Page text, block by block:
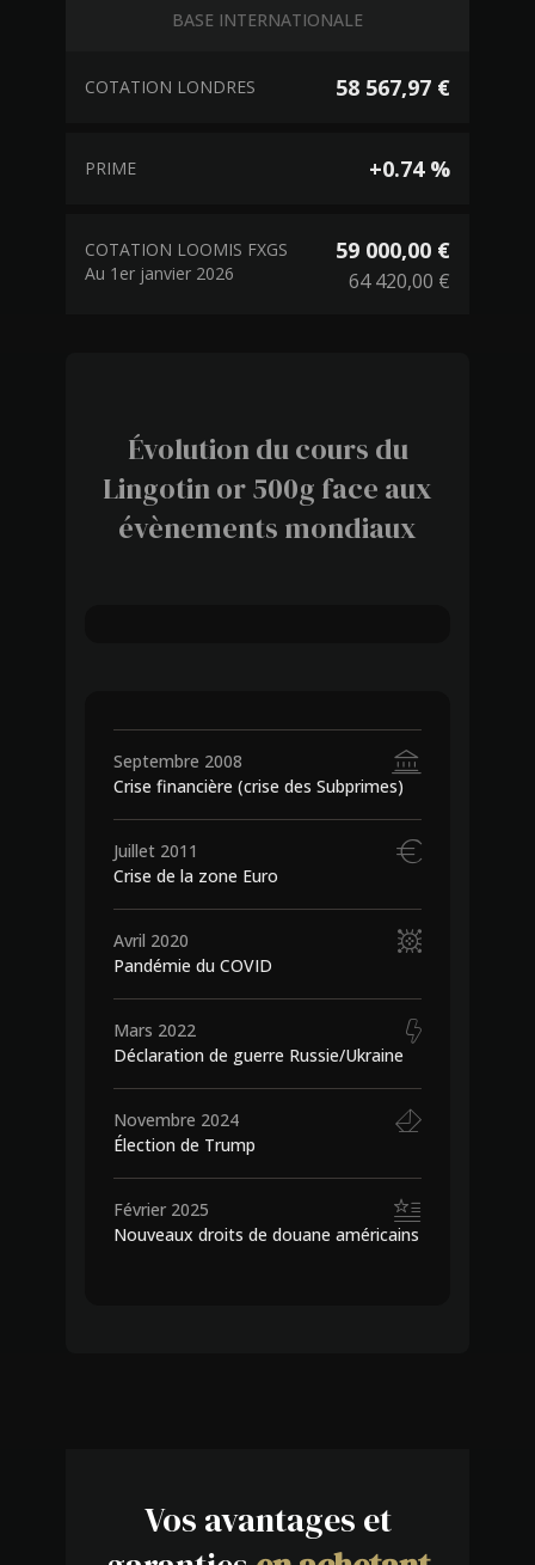
BASE INTERNATIONALE
COTATION LONDRES 58 567,97 €
PRIME +0.74 %
COTATION LOOMIS FXGS
Au 1er janvier 2026
59 000,00 €
64 420,00 €
Évolution du cours du
Lingotin or 500g face aux
évènements mondiaux
9 100 €
Septembre 2008
Crise financière (crise des Subprimes)
Juillet 2011
Crise de la zone Euro
Avril 2020
Pandémie du COVID
Mars 2022
Déclaration de guerre Russie/Ukraine
Novembre 2024
Élection de Trump
Février 2025
Nouveaux droits de douane américains
Vos avantages et